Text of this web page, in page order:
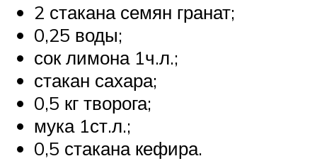
2 стакана семян гранат;
0,25 воды;
сок лимона 1ч.л.;
стакан сахара;
0,5 кг творога;
мука 1ст.л.;
0,5 стакана кефира.